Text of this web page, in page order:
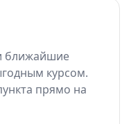
ближайшие
курсом.
прямо на